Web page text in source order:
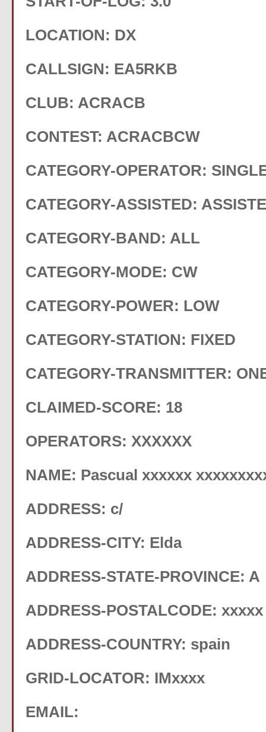
LOCATION: DX
CALLSIGN: EA5RKB
CLUB: ACRACB
CONTEST: ACRACBCW
CATEGORY-OPERATOR:
CATEGORY-ASSISTED:
CATEGORY-BAND: ALL
CATEGORY-MODE: CW
CATEGORY-POWER: LOW
CATEGORY-STATION: FIXED
CATEGORY-TRANSMITTER:
CLAIMED-SCORE: 18
OPERATORS: XXXXXX
NAME: Pascual xxxxxx
ADDRESS: c/
ADDRESS-CITY: Elda
ADDRESS-STATE-PROVINCE: A
ADDRESS-POSTALCODE: xxxxx
ADDRESS-COUNTRY: spain
GRID-LOCATOR: IMxxxx
EMAIL: